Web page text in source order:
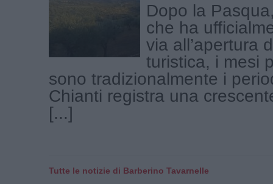
Dopo la
che ha
via all’apertura
turistica, i mesi
sono tradizionalmente i
Chianti registra una
[...]
Tutte le notizie di Barberino Tavarnelle